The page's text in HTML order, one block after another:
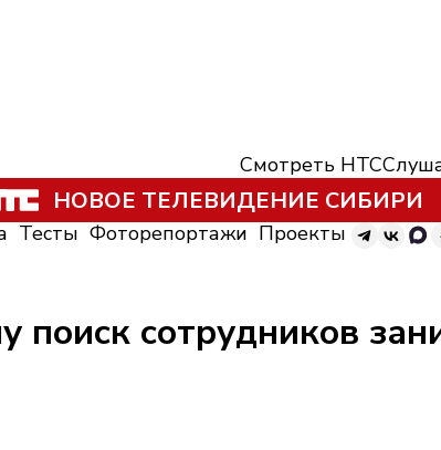
Смотреть НТС
НОВОЕ ТЕЛЕВИДЕНИЕ СИБИРИ
Тесты Фоторепортажи Проекты
поиск сотрудников